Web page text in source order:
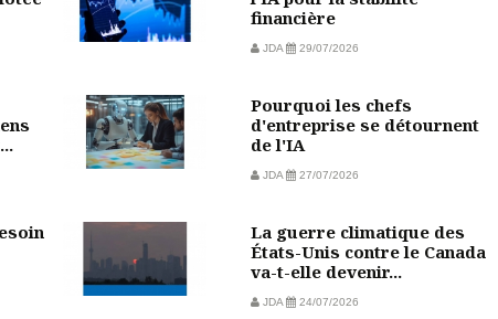
financière
JDA 29/07/2026
Pourquoi les chefs
d'entreprise se détournent
de l'IA
JDA 27/07/2026
La guerre climatique des
États-Unis contre le Canada
va-t-elle devenir...
JDA 24/07/2026